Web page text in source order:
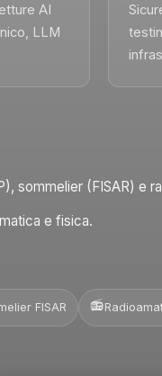
AI
LLM
sommelier (FISAR) e
e fisica.
FISAR 📻